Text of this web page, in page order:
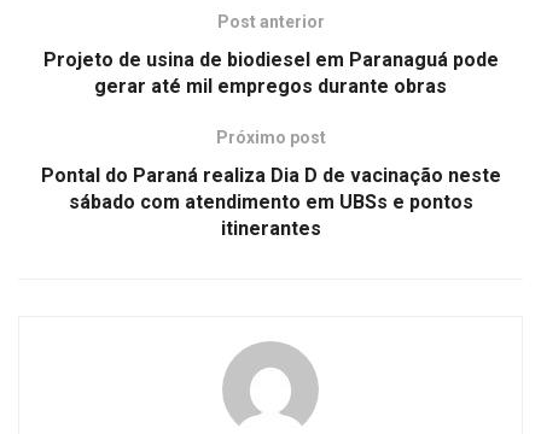
Post anterior
Projeto de usina de biodiesel em Paranaguá pode
gerar até mil empregos durante obras
Próximo post
Pontal do Paraná realiza Dia D de vacinação neste
sábado com atendimento em UBSs e pontos
itinerantes